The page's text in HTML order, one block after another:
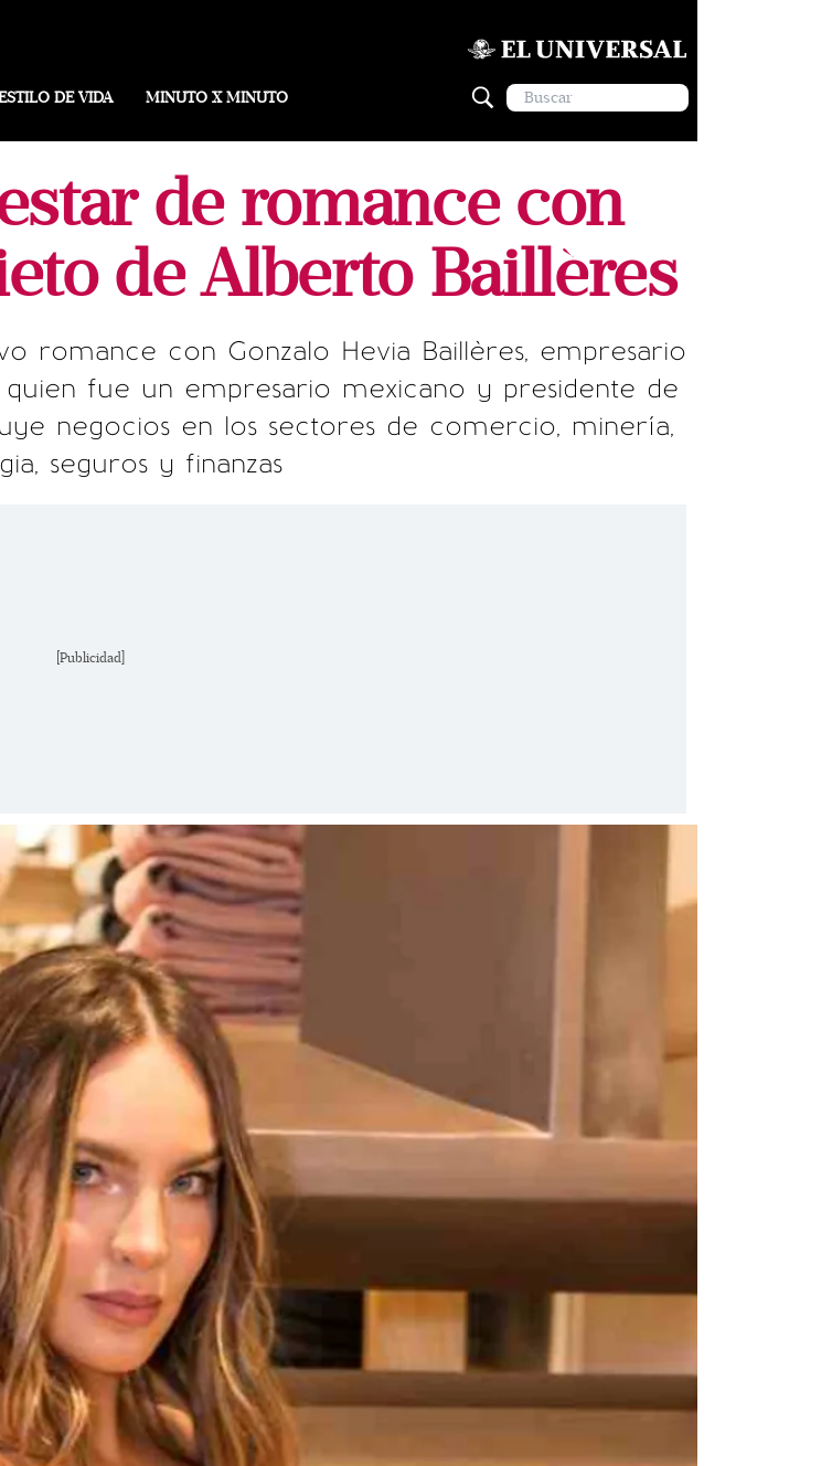
DE VIDA MINUTO X MINUTO
de romance con
de Alberto Baillères
romance con Gonzalo Hevia Baillères, empresario
fue un empresario mexicano y presidente de
negocios en los sectores de comercio, minería,
seguros y finanzas
[Publicidad]